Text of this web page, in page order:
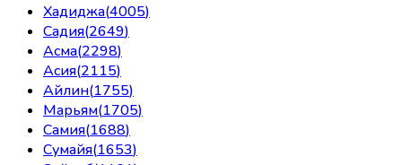
Хадиджа(4005)
Садия(2649)
Асма(2298)
Асия(2115)
Айлин(1755)
Марьям(1705)
Самия(1688)
Сумайя(1653)